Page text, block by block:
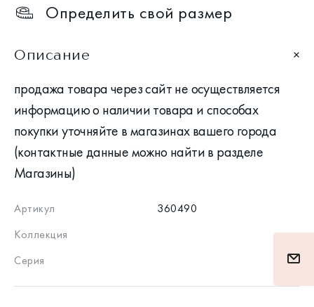
Определить свой размер
Описание
продажа товара через сайт не осуществляется
информацию о наличии товара и способах
покупки уточняйте в магазинах вашего города
(контактные данные можно найти в разделе
Магазины)
Артикул
360490
Коллекция
Серия